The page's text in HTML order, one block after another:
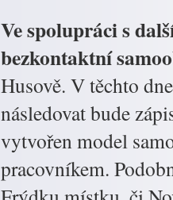
Ve spolupráci s
bezkontaktní
Husově. V těchto
následovat bude
vytvořen model
pracovníkem.